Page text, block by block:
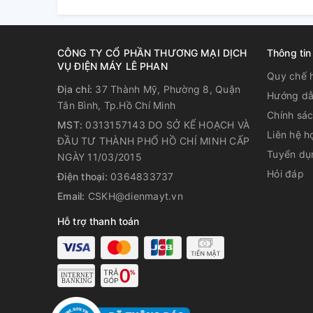
Tầm quan trọng của việc bảo
biết
Máy nước nóng không còn xa lạ trong nhiều gia
Tuy nhiên, sử dụng máy nước nóng không đúng
trong đó có việc bảo trì máy nước nóng không đúng
CÔNG TY CỔ PHẦN THƯƠNG MẠI DỊCH
VỤ ĐIỆN MÁY LÊ PHAN
Địa chỉ: 37 Thành Mỹ, Phường 8, Quận
Tân Bình, Tp.Hồ Chí Minh
MST: 0313157143 DO SỞ KẾ HOẠCH VÀ
ĐẦU TƯ THÀNH PHỐ HỒ CHÍ MINH CẤP
NGÀY 11/03/2015
Điện thoại: 0364833737
Email: CSKH@dienmayt.vn
Hỗ trợ thanh toán
Thông
Quy chế
Hướng
Chính
Liên hệ
Tuyển
Hỏi đáp